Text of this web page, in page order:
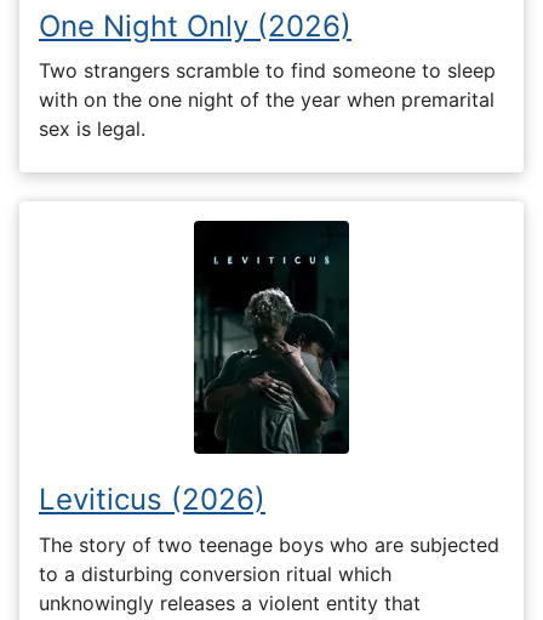
One Night Only (2026)
Two strangers scramble to find someone to sleep
with on the one night of the year when premarital
sex is legal.
Leviticus (2026)
The story of two teenage boys who are subjected
to a disturbing conversion ritual which
unknowingly releases a violent entity that